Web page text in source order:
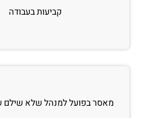
קביעות בעבודה
מאסר בפועל למנהל שלא שילם